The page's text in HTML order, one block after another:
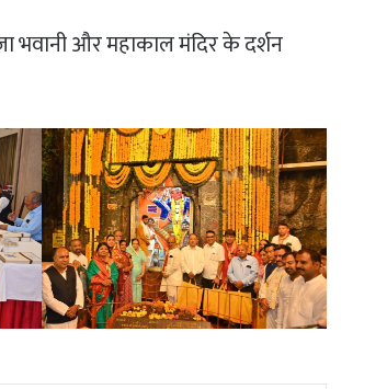
भवानी और महाकाल मंदिर के दर्शन